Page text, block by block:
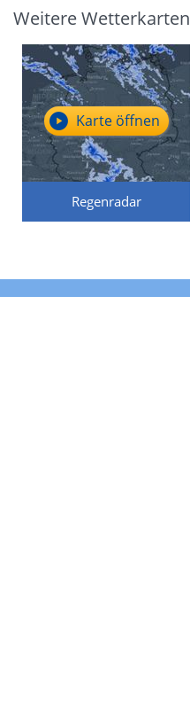
Weitere Wetterkarten
Regenradar
Karte öffnen